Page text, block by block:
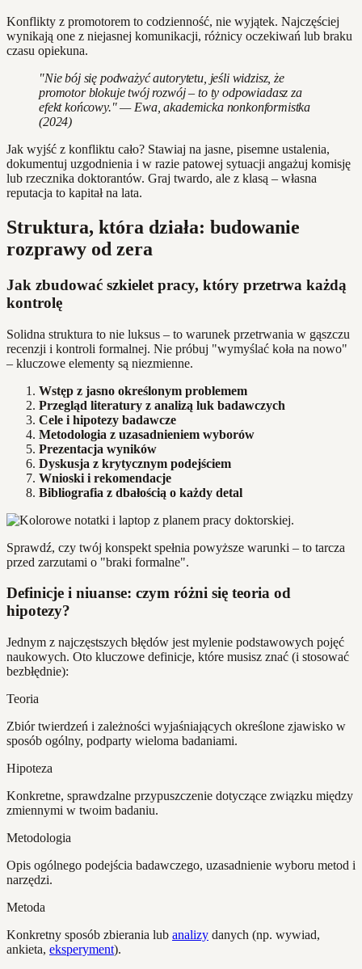
Konflikty z promotorem to codzienność, nie wyjątek. Najczęściej
wynikają one z niejasnej komunikacji, różnicy oczekiwań lub braku
czasu opiekuna.
"Nie bój się podważyć autorytetu, jeśli widzisz, że
promotor blokuje twój rozwój – to ty odpowiadasz za
efekt końcowy." — Ewa, akademicka nonkonformistka
(2024)
Jak wyjść z konfliktu cało? Stawiaj na jasne, pisemne ustalenia,
dokumentuj uzgodnienia i w razie patowej sytuacji angażuj komisję
lub rzecznika doktorantów. Graj twardo, ale z klasą – własna
reputacja to kapitał na lata.
Struktura, która działa: budowanie
rozprawy od zera
Jak zbudować szkielet pracy, który przetrwa każdą
kontrolę
Solidna struktura to nie luksus – to warunek przetrwania w gąszczu
recenzji i kontroli formalnej. Nie próbuj "wymyślać koła na nowo"
– kluczowe elementy są niezmienne.
Wstęp z jasno określonym problemem
Przegląd literatury z analizą luk badawczych
Cele i hipotezy badawcze
Metodologia z uzasadnieniem wyborów
Prezentacja wyników
Dyskusja z krytycznym podejściem
Wnioski i rekomendacje
Bibliografia z dbałością o każdy detal
Sprawdź, czy twój konspekt spełnia powyższe warunki – to tarcza
przed zarzutami o "braki formalne".
Definicje i niuanse: czym różni się teoria od
hipotezy?
Jednym z najczęstszych błędów jest mylenie podstawowych pojęć
naukowych. Oto kluczowe definicje, które musisz znać (i stosować
bezbłędnie):
Teoria
Zbiór twierdzeń i zależności wyjaśniających określone zjawisko w
sposób ogólny, podparty wieloma badaniami.
Hipoteza
Konkretne, sprawdzalne przypuszczenie dotyczące związku między
zmiennymi w twoim badaniu.
Metodologia
Opis ogólnego podejścia badawczego, uzasadnienie wyboru metod i
narzędzi.
Metoda
Konkretny sposób zbierania lub analizy danych (np. wywiad,
ankieta, eksperyment).